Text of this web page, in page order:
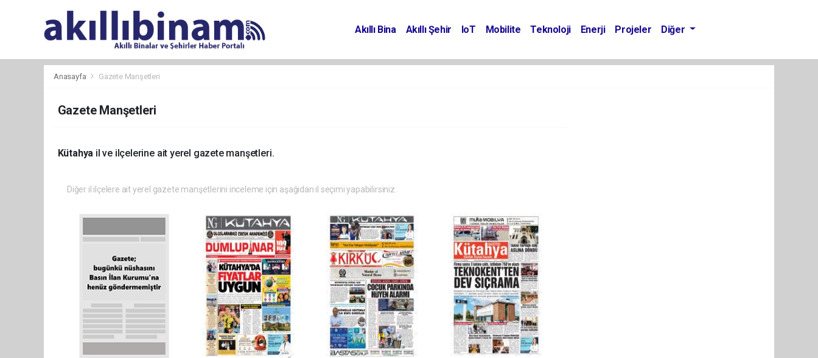
Akıllı Bina Akıllı Şehir IoT Mobilite Teknoloji Enerji Projeler Diğer
Anasayfa Gazete Manşetleri
Gazete Manşetleri
Kütahya il ve ilçelerine ait yerel gazete manşetleri.
Diğer il ilçelere ait yerel gazete manşetlerini inceleme için aşağıdan il seçimi yapabilirsiniz.